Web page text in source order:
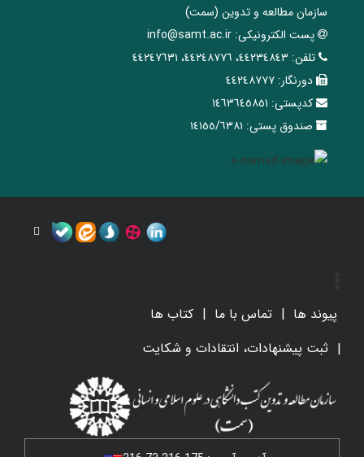
سازمان مطالعه و تدوین‌ (سمت)
پست الکترونیکی: info@samt.ac.ir
تلفن: ٤٤٢٣٤٨٤٣، ٤٤٢٤٨٧٧٦، ٤٤٢٤٧٦٣١
دورنگار: ٤٤٢٤٨٧٧٧
کدپستی: ١٤٦٣٦٤٥٨٥١
صندوق پستی: ١٤١٥٥/٦٣٨١
پیوند ها تماس با ما
کتاب ها
ثبت پیشنهادات، انتقادات و شکایت